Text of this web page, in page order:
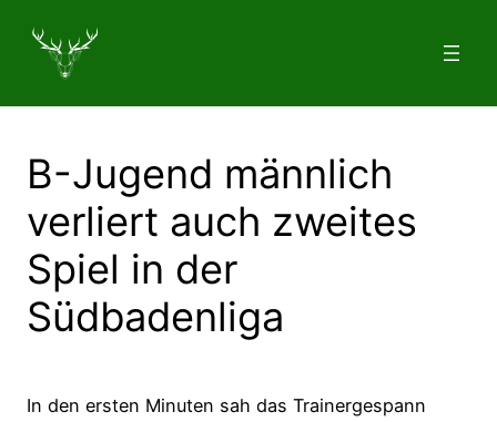
Inhalt
springen
B-Jugend männlich
verliert auch zweites
Spiel in der
Südbadenliga
In den ersten Minuten sah das Trainergespann